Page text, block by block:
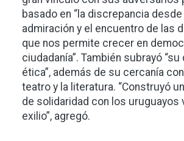
basado en “la discrepancia
admiración y el encuentro de las
que nos permite crecer en
ciudadanía”. También subrayó
ética”, además de su cercanía
teatro y la literatura. “Construyó
de solidaridad con los uruguayos
exilio”, agregó.